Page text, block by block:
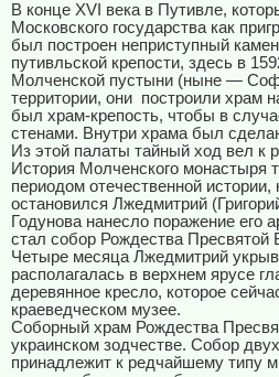
В конце XVI века в Путивле,
Московского государства как
был построен неприступный
путивльской крепости, здесь в
Молченской пустыни (ныне —
территории, они построили храм
был храм-крепость, чтобы в
стенами. Внутри храма был
Из этой палаты тайный ход вел к
История Молченского монастыря
периодом отечественной
остановился Лжедмитрий
Годунова нанесло поражение его
стал собор Рождества
Четыре месяца Лжедмитрий
располагалась в верхнем ярусе
деревянное кресло, которое
краеведческом музее.
Соборный храм Рождества
украинском зодчестве. Собор
принадлежит к редчайшему типу